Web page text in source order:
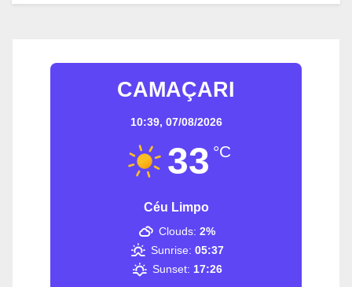
CAMAÇARI
10:39, 07/08/2026
33 °C
Céu Limpo
Clouds: 2%
Sunrise: 05:37
Sunset: 17:26